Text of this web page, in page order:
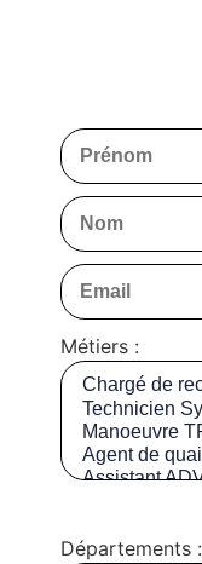
Métiers :
Départements :